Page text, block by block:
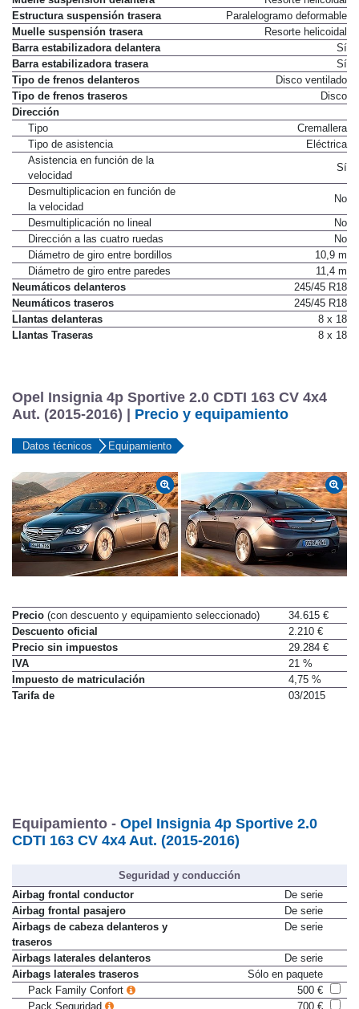
Muelle suspensión delantera
Resorte helicoidal
Estructura suspensión trasera
Paralelogramo deformable
Muelle suspensión trasera
Resorte helicoidal
Barra estabilizadora delantera
Sí
Barra estabilizadora trasera
Sí
Tipo de frenos delanteros
Disco ventilado
Tipo de frenos traseros
Dirección
Tipo
Cremallera
Tipo de asistencia
Asistencia en función de la
velocidad
Sí
Desmultiplicacion en función de
la velocidad
No
Desmultiplicación no lineal
No
Dirección a las cuatro ruedas
No
Diámetro de giro entre bordillos
10,9 m
Diámetro de giro entre paredes
11,4 m
Neumáticos delanteros
245/45 R18
Neumáticos traseros
245/45 R18
Llantas delanteras
8 x 18
Opel Insignia 4p Sportive 2.0 CDTI 163 CV 4x4
Aut. (2015-2016) |
Precio y equipamiento
Precio(con descuento y equipamiento seleccionado)
34.615 €
Descuento oficial
2.210 €
Precio sin impuestos
29.284 €
IVA
21 %
Impuesto de matriculación
4,75 %
Equipamiento -Opel Insignia 4p Sportive 2.0
CDTI 163 CV 4x4 Aut. (2015-2016)
Seguridad y conducción
Airbag frontal conductor
De serie
Airbag frontal pasajero
De serie
Airbags de cabeza delanteros y
traseros
Airbags laterales delanteros
De serie
Airbags laterales traseros
Sólo en paquete
Pack Family Confort
500 €